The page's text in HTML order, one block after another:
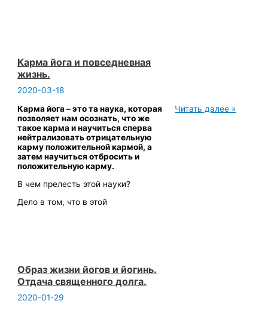
Карма йога и повседневная
жизнь.
2020-03-18
Карма йога – это та наука, которая
позволяет нам осознать, что же
такое карма и научиться сперва
нейтрализовать отрицательную
карму положительной кармой, а
затем научиться отбросить и
положительную карму.
В чем прелесть этой науки?
Дело в том, что в этой
Карма
Читать далее »
Образ жизни йогов и йогинь.
Отдача священного долга.
2020-01-29